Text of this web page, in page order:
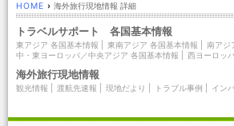
HOME › 海外旅行現地情報 詳細
トラベルサポート 各国基本情報
東アジア 各国基本情報 東南アジア 各国基本情報 南アジ
中・東ヨーロッパ／中央アジア 各国基本情報
西ヨーロッ
海外旅行現地情報
観光情報 渡航先速報 現地だより トラブル事例 イン